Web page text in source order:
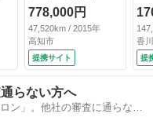
正ナビ バックカメ
ラ 衝突軽減装置
純正ＯＰ１５インチ
アルミ ＬＥＤヘッ
ド クルコン オー
トライト 革巻きス
テアリング スマー
トキー Ｂｌｕｅｔ
778,000円
47,520km / 2015年
高知市
提携サイト
香
提
らない方へ
ン」。他社の審査に通らなか